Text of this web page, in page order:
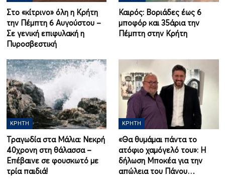
Στο «κίτρινο» όλη η Κρήτη
την Πέμπτη 6 Αυγούστου –
Σε γενική επιφυλακή η
Πυροσβεστική
Καιρός: Βοριάδες έως 6
μποφόρ και 35άρια την
Πέμπτη στην Κρήτη
ΚΡΉΤΗ
Τραγωδία στα Μάλια: Νεκρή
40χρονη στη θάλασσα –
Επέβαινε σε φουσκωτό με
τρία παιδιά!
ΚΡΉΤΗ
«Θα θυμάμαι πάντα το
ατόφιο χαμόγελό του»: Η
δήλωση Μποκέα για την
απώλεια του Πάνου…